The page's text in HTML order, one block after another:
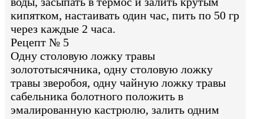
кипятком, настаивать один час, пить по 50 гр
через каждые 2 часа.
Рецепт № 5
Одну столовую ложку травы
золототысячника, одну столовую ложку
травы зверобоя, одну чайную ложку травы
сабельника болотного положить в
эмалированную кастрюлю, залить одним